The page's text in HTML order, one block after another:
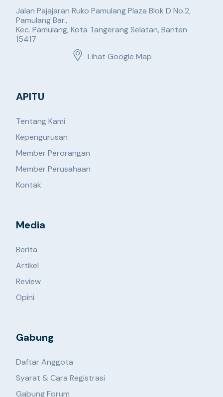
Jalan Pajajaran Ruko Pamulang Plaza Blok D No.2,
Pamulang Bar.,
Kec. Pamulang, Kota Tangerang Selatan, Banten
15417
Lihat Google Map
APITU
Tentang Kami
Kepengurusan
Member Perorangan
Member Perusahaan
Kontak
Media
Berita
Artikel
Review
Opini
Gabung
Daftar Anggota
Syarat & Cara Registrasi
Gabung Forum